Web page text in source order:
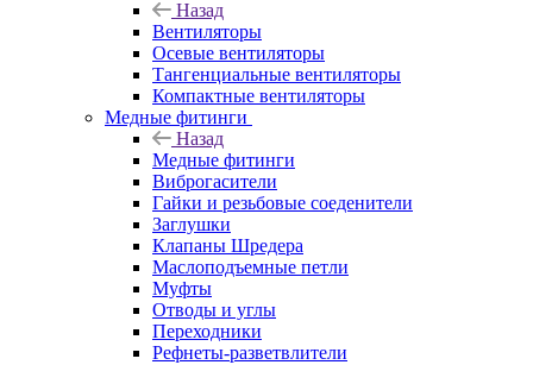
Назад
Вентиляторы
Осевые вентиляторы
Тангенциальные вентиляторы
Компактные вентиляторы
Медные фитинги
Назад
Медные фитинги
Виброгасители
Гайки и резьбовые соеденители
Заглушки
Клапаны Шредера
Маслоподъемные петли
Муфты
Отводы и углы
Переходники
Рефнеты-разветвлители